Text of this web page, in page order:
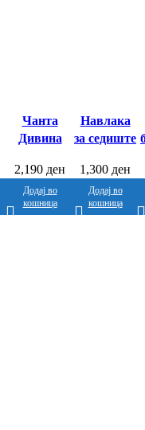
Чанта
Дивина
50х28х30см.
– Фламинго
2,190 ден
Додај во
кошница
Навлака
за седиште
автомобил
130х70см.
–
1,300 ден
Додај во
кошница